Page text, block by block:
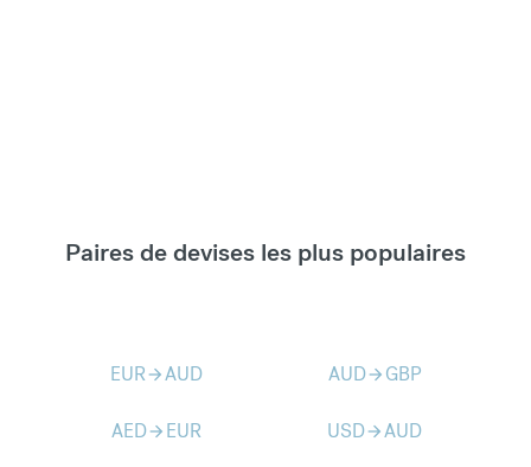
Paires de devises les plus populaires
EURarrow_forwardAUD AUDarrow_forward GBP
AEDarrow_forward EUR USDarrow_forwardAUD